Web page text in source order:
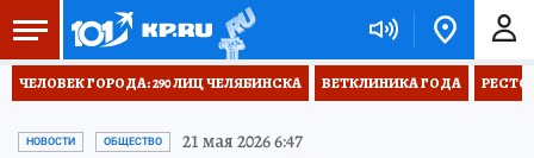
ЧЕЛОВЕК ГОРОДА: 290 ЛИЦ ЧЕЛЯБИНСКА ВЕТКЛИНИКА ГОДА
НОВОСТИ ОБЩЕСТВО 21 мая 2026 6:47